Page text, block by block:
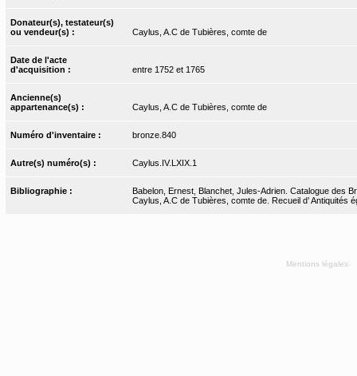
Donateur(s), testateur(s)
ou vendeur(s) :
Caylus, A.C de Tubières, comte de
Date de l'acte
d'acquisition :
entre 1752 et 1765
Ancienne(s)
appartenance(s) :
Caylus, A.C de Tubières, comte de
Numéro d'inventaire : bronze.840
Autre(s) numéro(s) : Caylus.IV.LXIX.1
Bibliographie :
Babelon, Ernest, Blanchet, Jules-Adrien. Catalogue des
Caylus, A.C de Tubières, comte de. Recueil d’ Antiquités
Mentions légales